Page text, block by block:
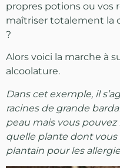
propres potions ou vos
maîtriser totalement la
?
Alors voici la marche à
alcoolature.
Dans cet exemple, il
racines de grande
peau mais vous
quelle plante dont vous
plantain pour les